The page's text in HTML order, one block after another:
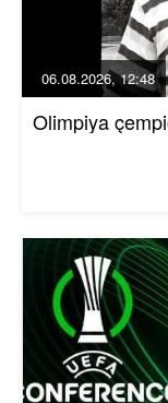
06.08.2026, 12:48
Olimpiya